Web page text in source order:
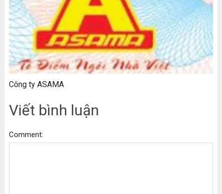
Công ty ASAMA
Viết bình luận
Comment: